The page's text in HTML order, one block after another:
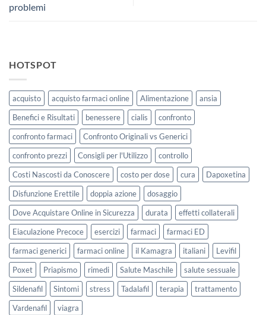
problemi
HOTSPOT
acquisto acquisto farmaci online Alimentazione
ansia
Benefici e Risultati
benessere cialis
confronto
confronto farmaci
Confronto Originali vs Generici
confronto prezzi
Consigli per l'Utilizzo
controllo
Costi Nascosti da Conoscere
costo per dose cura
Dapoxetina
Disfunzione Erettile
doppia azione
dosaggio
Dove Acquistare Online in Sicurezza
durata
effetti collaterali
Eiaculazione Precoce
esercizi farmaci
farmaci ED
farmaci generici
farmaci online il Kamagra italiani
Levifil
Poxet
Priapismo rimedi Salute Maschile
salute sessuale
Sildenafil
Sintomi stress Tadalafil terapia
trattamento
Vardenafil
viagra